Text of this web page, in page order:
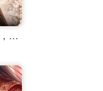
九百三十二条择偶要求，他样样达标